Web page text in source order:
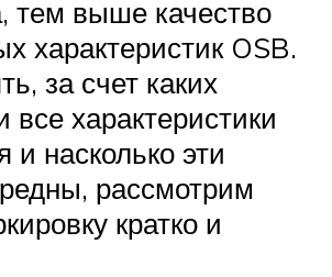
тем выше качество
характеристик OSB.
за счет каких
все характеристики
и насколько эти
рассмотрим
кратко и